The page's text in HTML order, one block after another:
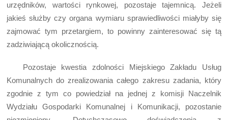
urzędników, wartości rynkowej, pozostaje tajemnicą. Jeżeli
jakieś służby czy organa wymiaru sprawiedliwości miałyby się
zajmować tym przetargiem, to powinny zainteresować się tą
zadziwiającą okolicznością.
Pozostaje kwestia zdolności Miejskiego Zakładu Usług
Komunalnych do zrealizowania całego zakresu zadania, który
zgodnie z tym co powiedział na jednej z komisji Naczelnik
Wydziału Gospodarki Komunalnej i Komunikacji, pozostanie